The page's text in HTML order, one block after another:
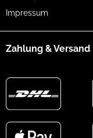
Impressum
Zahlung & Versand